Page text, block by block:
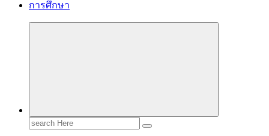
การศึกษา
Search
for: